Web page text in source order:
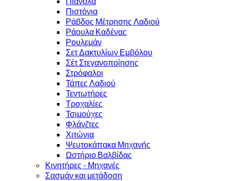
Πιστόνια
Ράβδος Μέτρησης Λαδιού
Ράουλα Καδένας
Ρουλεμάν
Σετ Δακτυλίων Εμβόλου
Σέτ Στεγανοποίησης
Στρόφαλοι
Τάπες Λαδιού
Τεντωτήρες
Τροχαλίες
Τσιμούχες
Φλάνζτες
Χιτώνια
Ψευτοκάπακα Μηχανής
Ωστήριο Βαλβίδας
Κινητήρες - Μηχανές
Σασμάν και μετάδοση